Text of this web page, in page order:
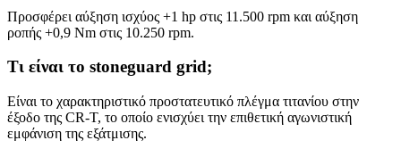
Προσφέρει αύξηση ισχύος +1 hp στις 11.500 rpm και αύξηση
ροπής +0,9 Nm στις 10.250 rpm.
Τι είναι το stoneguard grid;
Είναι το χαρακτηριστικό προστατευτικό πλέγμα τιτανίου στην
έξοδο της CR-T, το οποίο ενισχύει την επιθετική αγωνιστική
εμφάνιση της εξάτμισης.